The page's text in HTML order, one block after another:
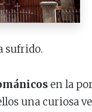
sufrido.
en la
una curiosa